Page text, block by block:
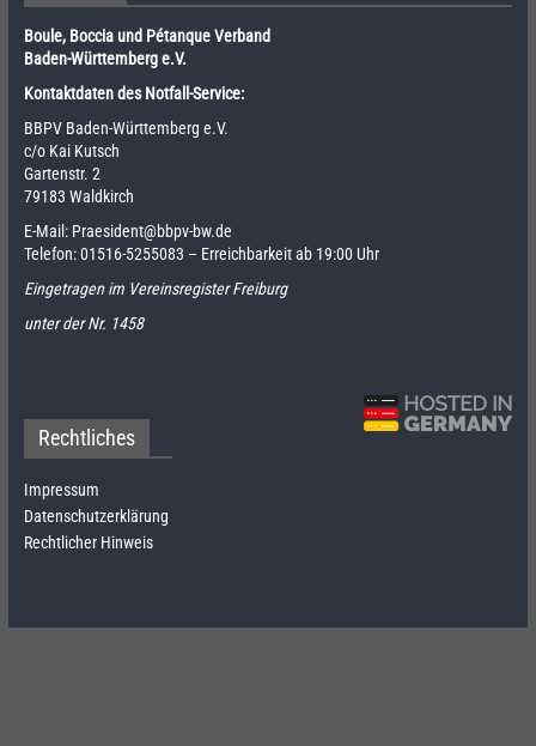
Boule, Boccia und Pétanque Verband
Baden-Württemberg e.V.
Kontaktdaten des Notfall-Service:
BBPV Baden-Württemberg e.V.
c/o Kai Kutsch
Gartenstr. 2
79183 Waldkirch
E-Mail: Praesident@bbpv-bw.de
Telefon:01516-5255083 – Erreichbarkeit ab 19:00 Uhr
Eingetragen im Vereinsregister Freiburg
unter der Nr. 1458
Rechtliches
Impressum
Datenschutzerklärung
Rechtlicher Hinweis